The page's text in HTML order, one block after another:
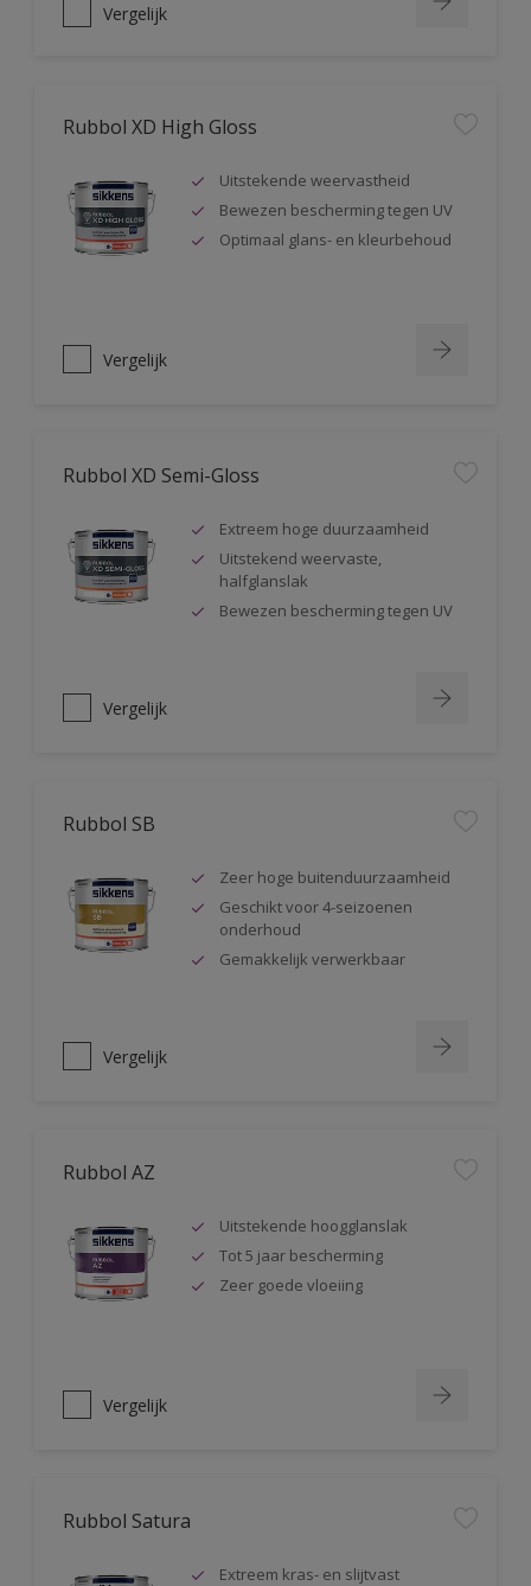
Vergelijk
Rubbol XD High Gloss
Uitstekende weervastheid
Bewezen bescherming tegen UV
Optimaal glans- en kleurbehoud
Vergelijk
Rubbol XD Semi-Gloss
Extreem hoge duurzaamheid
Uitstekend weervaste,
halfglanslak
Bewezen bescherming tegen UV
Vergelijk
Rubbol SB
Zeer hoge buitenduurzaamheid
Geschikt voor 4-seizoenen
onderhoud
Gemakkelijk verwerkbaar
Vergelijk
Rubbol AZ
Uitstekende hoogglanslak
Tot 5 jaar bescherming
Zeer goede vloeiing
Vergelijk
Rubbol Satura
Extreem kras- en slijtvast